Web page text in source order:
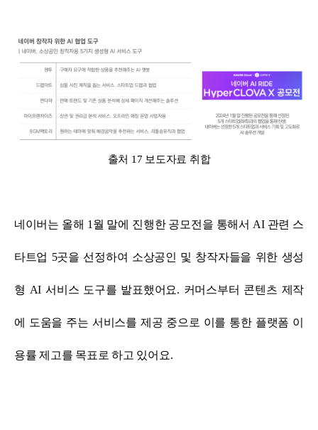
출처 17 보도자료 취합
네이버는 올해 1월 말에 진행한 공모전을 통해서 AI 관련 스
타트업 5곳을 선정하여 소상공인 및 창작자들을 위한 생성
형 AI 서비스 도구를 발표했어요. 커머스부터 콘텐츠 제작
에 도움을 주는 서비스를 제공 중으로 이를 통한 플랫폼 이
용률 제고를 목표로 하고 있어요.